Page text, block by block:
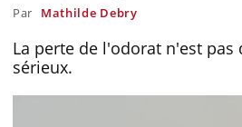
Par Mathilde Debry
La perte de l'odorat n'est
sérieux.